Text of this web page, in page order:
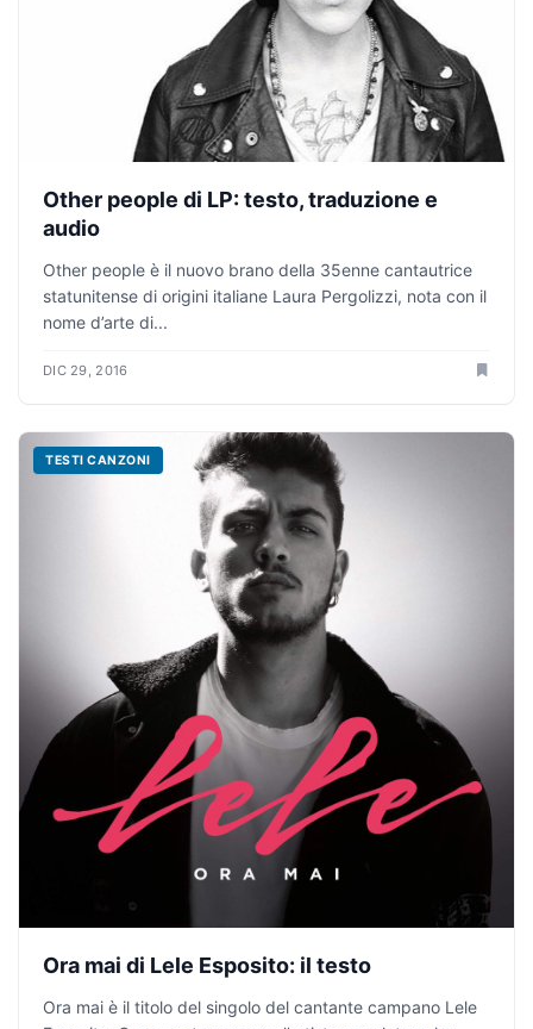
Other people di LP: testo, traduzione e
audio
Other people è il nuovo brano della 35enne cantautrice
statunitense di origini italiane Laura Pergolizzi, nota con il
nome d’arte di...
DIC 29, 2016
TESTI CANZONI
Ora mai di Lele Esposito: il testo
Ora mai è il titolo del singolo del cantante campano Lele